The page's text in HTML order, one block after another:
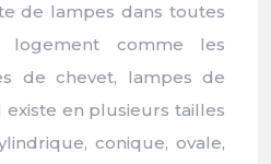
de lampes dans toutes
comme les
de chevet, lampes de
en plusieurs tailles
conique, ovale,